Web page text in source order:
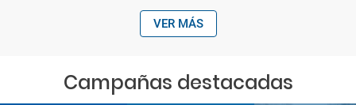
VER MÁS
Campañas destacadas